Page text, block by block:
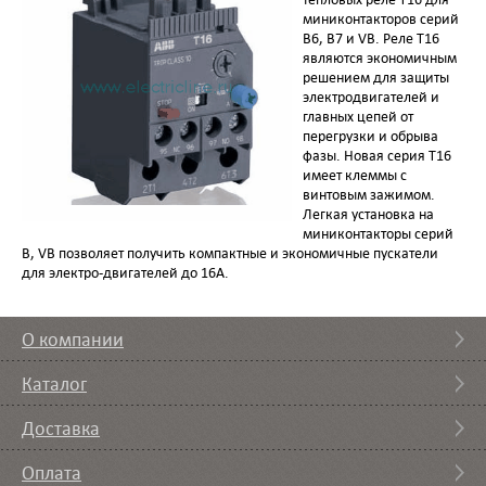
миниконтакторов серий
B6, B7 и VB. Реле T16
являются экономичным
решением для защиты
электродвигателей и
главных цепей от
перегрузки и обрыва
фазы. Новая серия T16
имеет клеммы с
винтовым зажимом.
Легкая установка на
миниконтакторы серий
B, VB позволяет получить компактные и экономичные пускатели
для электро-двигателей до 16А.
О компании
Каталог
Доставка
Оплата